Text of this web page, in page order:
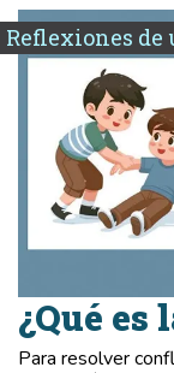
Reflexiones de
¿Qué es
Para resolver